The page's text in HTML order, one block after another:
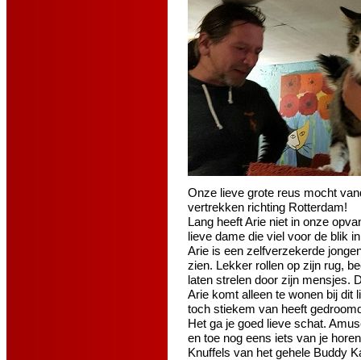
Onze lieve grote reus mocht
vertrekken richting Rotterdam!
Lang heeft Arie niet in onze
lieve dame die viel voor de blik
Arie is een zelfverzekerde
zien. Lekker rollen op zijn rug,
laten strelen door zijn mensjes.
Arie komt alleen te wonen bij dit
toch stiekem van heeft
Het ga je goed lieve schat.
en toe nog eens iets van je
Knuffels van het gehele Buddy